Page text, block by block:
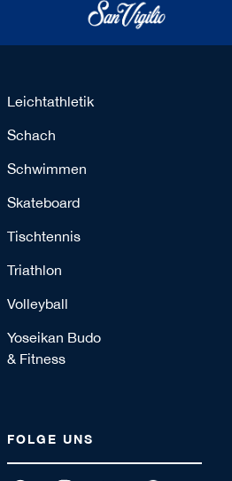
Leichtathletik
Schach
Schwimmen
Skateboard
Tischtennis
Triathlon
Volleyball
Yoseikan Budo
& Fitness
FOLGE UNS